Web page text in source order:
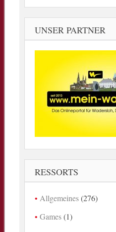
UNSER PARTNER
RESSORTS
Allgemeines(276)
Games(1)